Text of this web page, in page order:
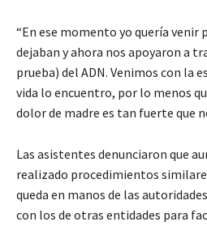
“En ese momento yo quería venir
dejaban y ahora nos apoyaron a
prueba) del ADN. Venimos con la
vida lo encuentro, por lo menos
dolor de madre es tan fuerte que
Las asistentes denunciaron que
realizado procedimientos
queda en manos de las
con los de otras entidades para